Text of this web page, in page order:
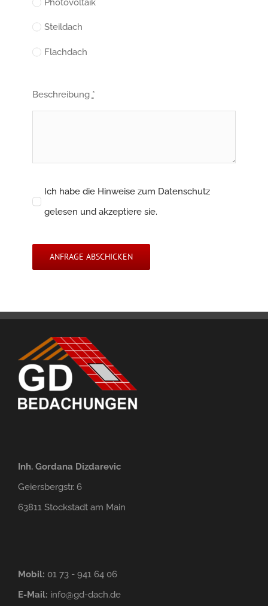
Photovoltaik
Steildach
Flachdach
Beschreibung *
Ich habe die Hinweise zum Datenschutz
gelesen und akzeptiere sie.
ANFRAGE ABSCHICKEN
Inh. Gordana Dizdarevic
Geiersbergstr. 6
63811 Stockstadt am Main
Mobil: 01 73 - 941 64 06
E-Mail: info@gd-dach.de